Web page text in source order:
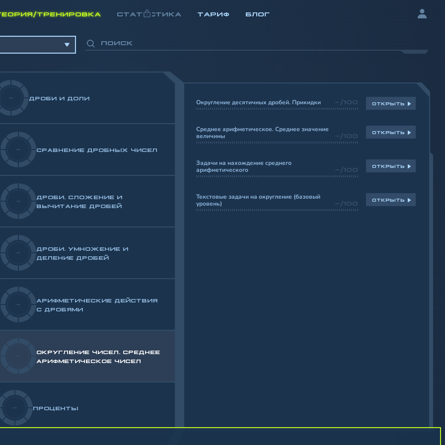
ТРЕНИРОВКА СТАТИСТИКА ТАРИФ БЛОГ
- ДРОБИ И ДОЛИ
- СРАВНЕНИЕ ДРОБНЫХ ЧИСЕЛ
-
ДРОБИ. СЛОЖЕНИЕ И
ВЫЧИТАНИЕ ДРОБЕЙ
-
ДРОБИ. УМНОЖЕНИЕ И
ДЕЛЕНИЕ ДРОБЕЙ
-
АРИФМЕТИЧЕСКИЕ ДЕЙСТВИЯ
С ДРОБЯМИ
ОКРУГЛЕНИЕ ЧИСЕЛ. СРЕДНЕЕ
АРИФМЕТИЧЕСКОЕ ЧИСЕЛ
- ПРОЦЕНТЫ
Округление десятичных дробей. Прикидки -/100 ОТКРЫТЬ
Среднее арифметическое. Среднее значение
величины
-/100
ОТКРЫТЬ
Задачи на нахождение среднего
арифметического
-/100
ОТКРЫТЬ
Текстовые задачи на округление (базовый
уровень)
-/100
ОТКРЫТЬ